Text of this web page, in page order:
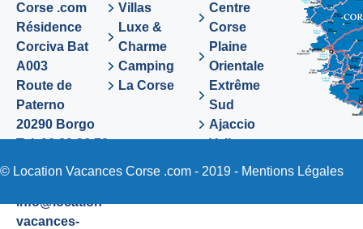
Corse .com
Résidence
Corciva Bat
A003
Route de
Paterno
20290 Borgo
Tel. 06 89 36 72
info@location-
vacances-
Villas
Luxe &
Charme
Camping
La Corse
Centre
Corse
Plaine
Orientale
Extrême
Sud
Ajaccio
Valinco
Sartene
© Location Vacances Corse .com - 2019 - Mentions Légales